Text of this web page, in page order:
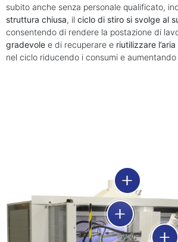
subito anche senza personale qualificato,
struttura chiusa, il ciclo di stiro si svolge al
consentendo di rendere la postazione di
gradevole e di recuperare e riutilizzare
nel ciclo riducendo i consumi e